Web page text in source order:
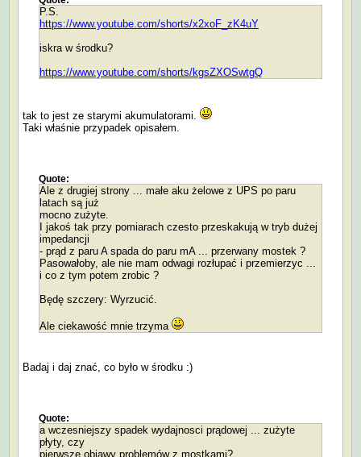
P.S.
https://www.youtube.com/shorts/x2xoF_zK4uY
iskra w środku?
https://www.youtube.com/shorts/kgsZXOSwtgQ
tak to jest ze starymi akumulatorami.
Taki właśnie przypadek opisałem.
Quote:
Ale z drugiej strony ... małe aku żelowe z UPS po paru
latach są już
mocno zużyte.
I jakoś tak przy pomiarach czesto przeskakują w tryb dużej
impedancji
- prąd z paru A spada do paru mA ... przerwany mostek ?
Pasowałoby, ale nie mam odwagi rozłupać i przemierzyc ...
i co z tym potem zrobic ?
Będę szczery: Wyrzucić.
Ale ciekawość mnie trzyma
Badaj i daj znać, co było w środku :)
Quote:
a wczesniejszy spadek wydajnosci prądowej ... zużyte
płyty, czy
pierwsze objawy problemów z mostkami?